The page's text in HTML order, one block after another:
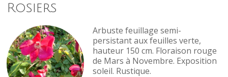
Rosiers
Arbuste feuillage semi-
persistant aux feuilles verte,
hauteur 150 cm. Floraison rouge
de Mars à Novembre. Exposition
soleil. Rustique.